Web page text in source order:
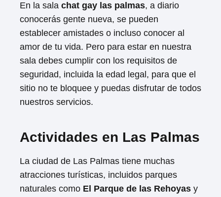
En la sala chat gay las palmas, a diario
conocerás gente nueva, se pueden
establecer amistades o incluso conocer al
amor de tu vida. Pero para estar en nuestra
sala debes cumplir con los requisitos de
seguridad, incluida la edad legal, para que el
sitio no te bloquee y puedas disfrutar de todos
nuestros servicios.
Actividades en Las Palmas
La ciudad de Las Palmas tiene muchas
atracciones turísticas, incluidos parques
naturales como El Parque de las Rehoyas y